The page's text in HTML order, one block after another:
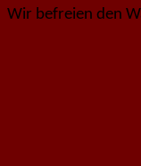
Wir befreien den